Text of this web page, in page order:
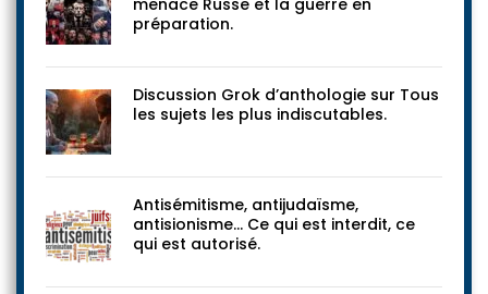
menace Russe et la guerre en
préparation.
Discussion Grok d’anthologie sur Tous
les sujets les plus indiscutables.
Antisémitisme, antijudaïsme,
antisionisme… Ce qui est interdit, ce
qui est autorisé.